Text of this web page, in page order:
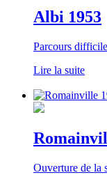
Albi 1953
Parcours
Lire la suite
Ouverture de la